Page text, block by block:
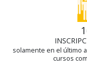
solamente en el último
cursos